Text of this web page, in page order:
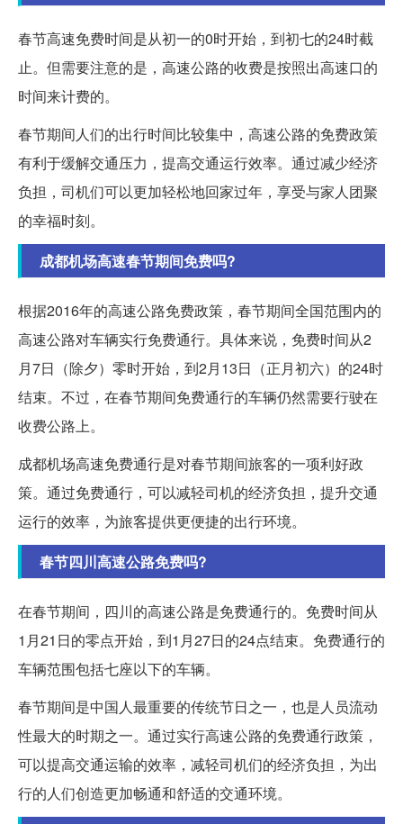
春节高速免费时间是从初一的0时开始，到初七的24时截
止。但需要注意的是，高速公路的收费是按照出高速口的
时间来计费的。
春节期间人们的出行时间比较集中，高速公路的免费政策
有利于缓解交通压力，提高交通运行效率。通过减少经济
负担，司机们可以更加轻松地回家过年，享受与家人团聚
的幸福时刻。
成都机场高速春节期间免费吗?
根据2016年的高速公路免费政策，春节期间全国范围内的
高速公路对车辆实行免费通行。具体来说，免费时间从2
月7日（除夕）零时开始，到2月13日（正月初六）的24时
结束。不过，在春节期间免费通行的车辆仍然需要行驶在
收费公路上。
成都机场高速免费通行是对春节期间旅客的一项利好政
策。通过免费通行，可以减轻司机的经济负担，提升交通
运行的效率，为旅客提供更便捷的出行环境。
春节四川高速公路免费吗?
在春节期间，四川的高速公路是免费通行的。免费时间从
1月21日的零点开始，到1月27日的24点结束。免费通行的
车辆范围包括七座以下的车辆。
春节期间是中国人最重要的传统节日之一，也是人员流动
性最大的时期之一。通过实行高速公路的免费通行政策，
可以提高交通运输的效率，减轻司机们的经济负担，为出
行的人们创造更加畅通和舒适的交通环境。